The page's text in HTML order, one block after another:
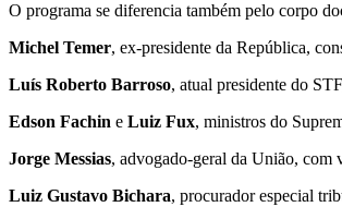
O programa se diferencia também pelo corpo
Michel Temer, ex-presidente da República,
Luís Roberto Barroso, atual presidente do
Edson Fachin e Luiz Fux, ministros do
Jorge Messias, advogado-geral da União, com
Luiz Gustavo Bichara, procurador especial